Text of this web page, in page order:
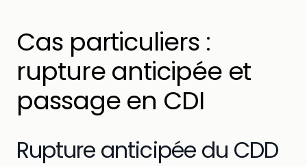
Cas particuliers :
rupture anticipée et
passage en CDI
Rupture anticipée du CDD